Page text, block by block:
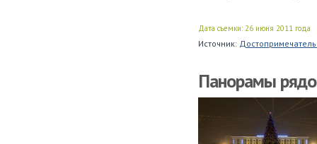
Дата съемки: 26 июня 2011 года
Источник:
Панорамы